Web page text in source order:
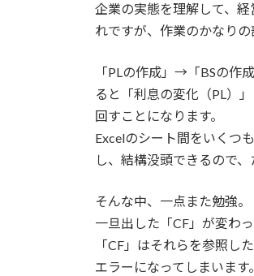
:
企業の実態を理解して、
れですが、作業のかなり
「PLの作成」→「BSの作
ると「利息の変化（PL）
回すことになります。
Excelのシート間をいくつ
し、結構没頭できるので、
そんな中、一点また勉強。
一旦出した「CF」が変わ
「CF」はそれらを参照し
エラーになってしまいま